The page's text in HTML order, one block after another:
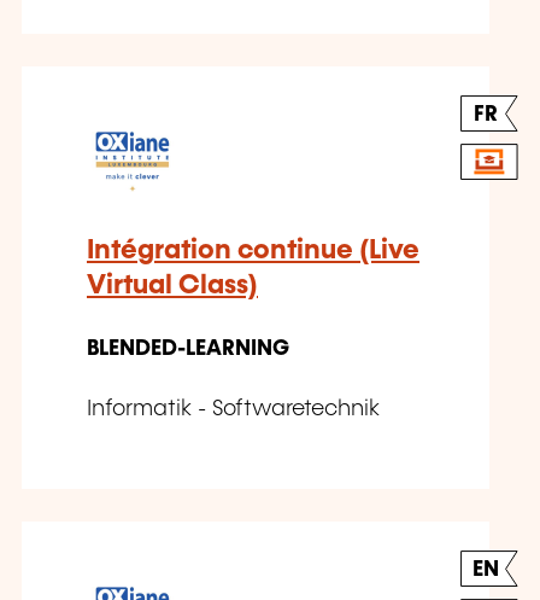
FR
Intégration continue (Live
Virtual Class)
BLENDED-LEARNING
Informatik - Softwaretechnik
EN